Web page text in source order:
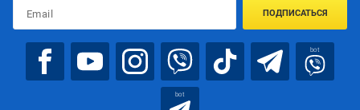
ПОДПИСАТЬСЯ
bot
bot